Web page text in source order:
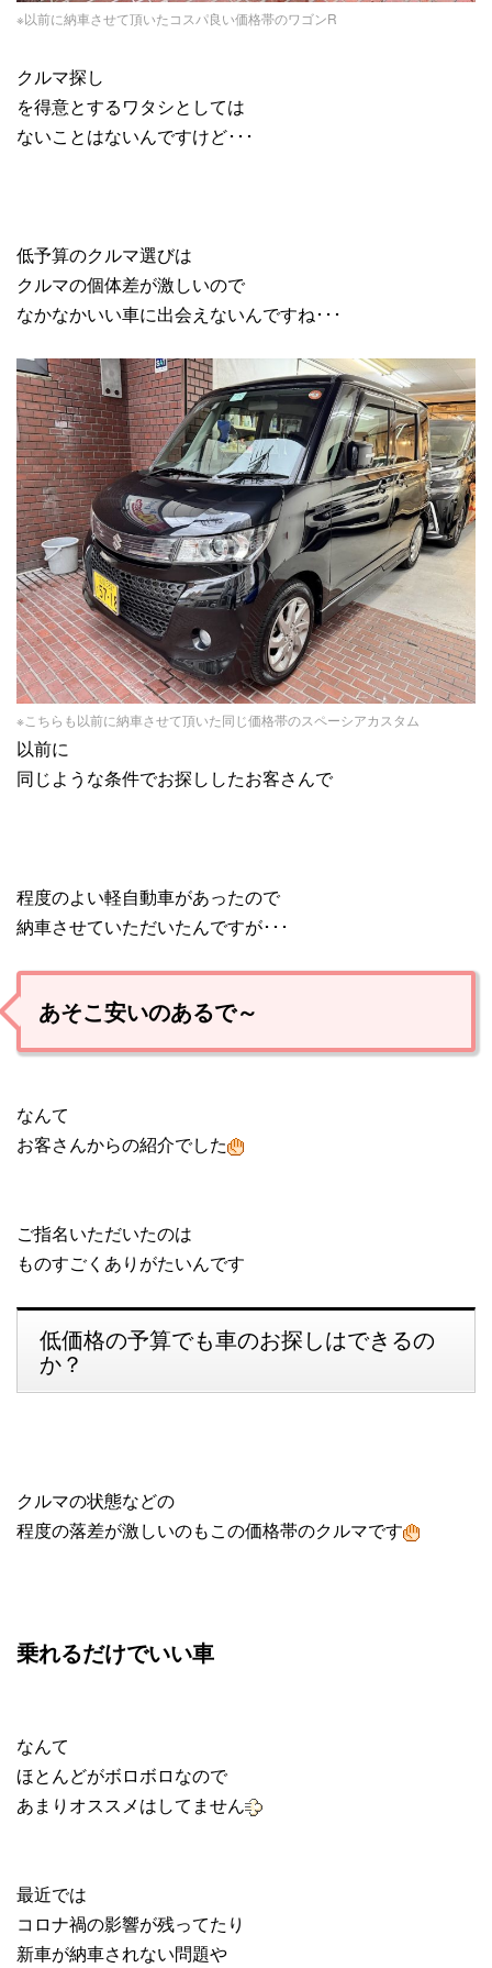
※以前に納車させて頂いたコスパ良い価格帯のワゴンR
クルマ探し
を得意とするワタシとしては
ないことはないんですけど･･･
低予算のクルマ選びは
クルマの個体差が激しいので
なかなかいい車に出会えないんですね･･･
※こちらも以前に納車させて頂いた同じ価格帯のスペーシアカスタム
以前に
同じような条件でお探ししたお客さんで
程度のよい軽自動車があったので
納車させていただいたんですが･･･
あそこ安いのあるで～
なんて
お客さんからの紹介でした
ご指名いただいたのは
ものすごくありがたいんです
低価格の予算でも車のお探しはできるの
か？
クルマの状態などの
程度の落差が激しいのもこの価格帯のクルマです
乗れるだけでいい車
なんて
ほとんどがボロボロなので
あまりオススメはしてません
最近では
コロナ禍の影響が残ってたり
新車が納車されない問題や